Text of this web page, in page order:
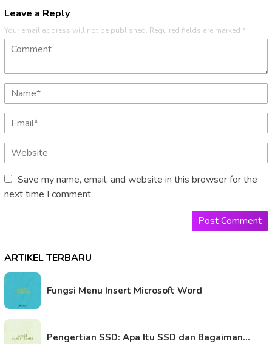
Leave a Reply
Your email address will not be published. Required fields are marked *
Save my name, email, and website in this browser for the
next time I comment.
ARTIKEL TERBARU
Fungsi Menu Insert Microsoft Word
Pengertian SSD: Apa Itu SSD dan Bagaiman…